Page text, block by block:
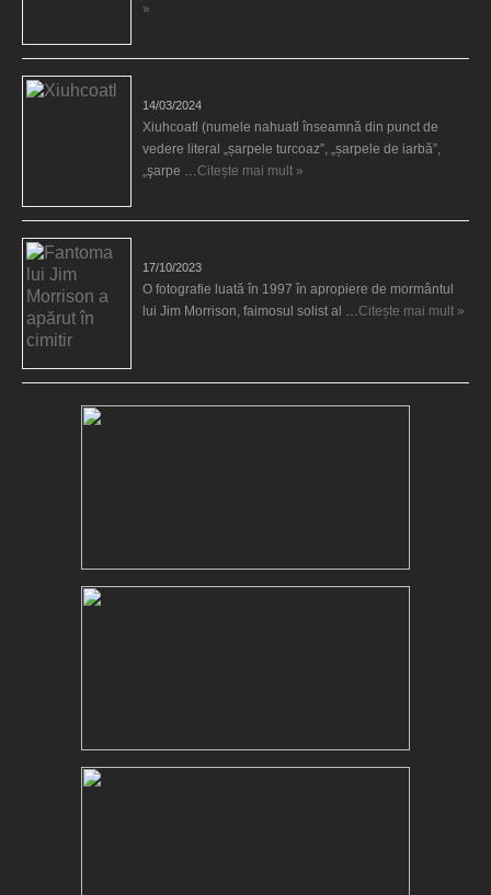
»
14/03/2024
Xiuhcoatl (numele nahuatl înseamnă din punct de
vedere literal „șarpele turcoaz”, „șarpele de iarbă”,
„şarpe …Citește mai mult »
17/10/2023
O fotografie luată în 1997 în apropiere de mormântul
lui Jim Morrison, faimosul solist al …Citește mai mult »